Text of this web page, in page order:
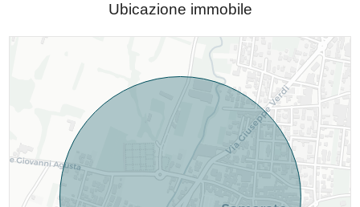
Ubicazione immobile